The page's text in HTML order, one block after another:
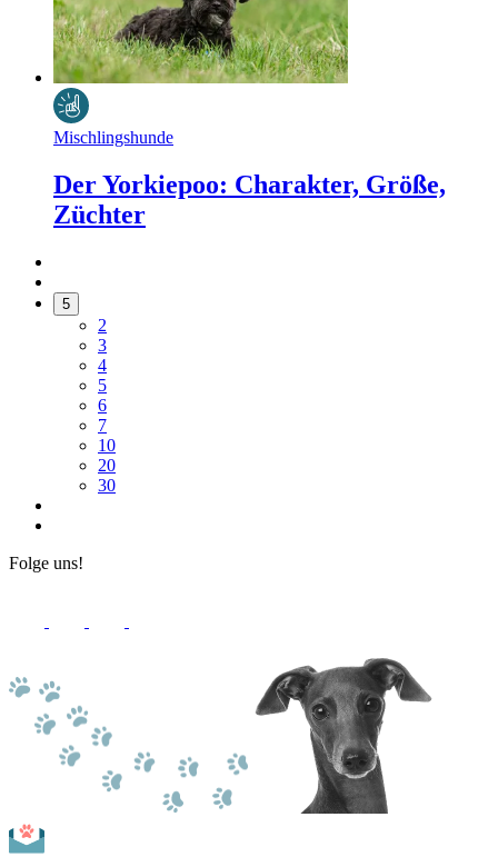
Mischlingshunde
Der Yorkiepoo: Charakter, Größe,
Züchter
5
2
3
4
5
6
7
10
20
30
Folge uns!